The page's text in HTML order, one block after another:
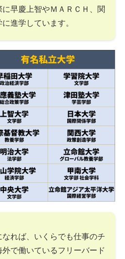
早慶上智やＭＡＲＣＨ、関
進学しています。
れば、いくらでも仕事のチ
で働いているフリーバード